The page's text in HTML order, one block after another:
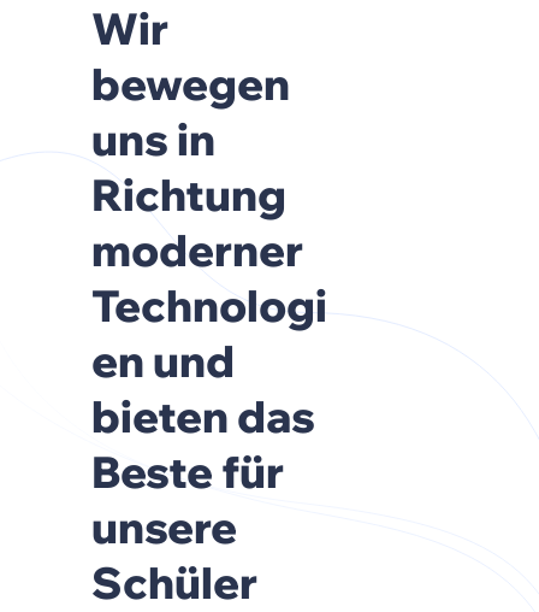
Wir
bewegen
uns in
Richtung
moderner
Technologi
en und
bieten das
Beste für
unsere
Schüler